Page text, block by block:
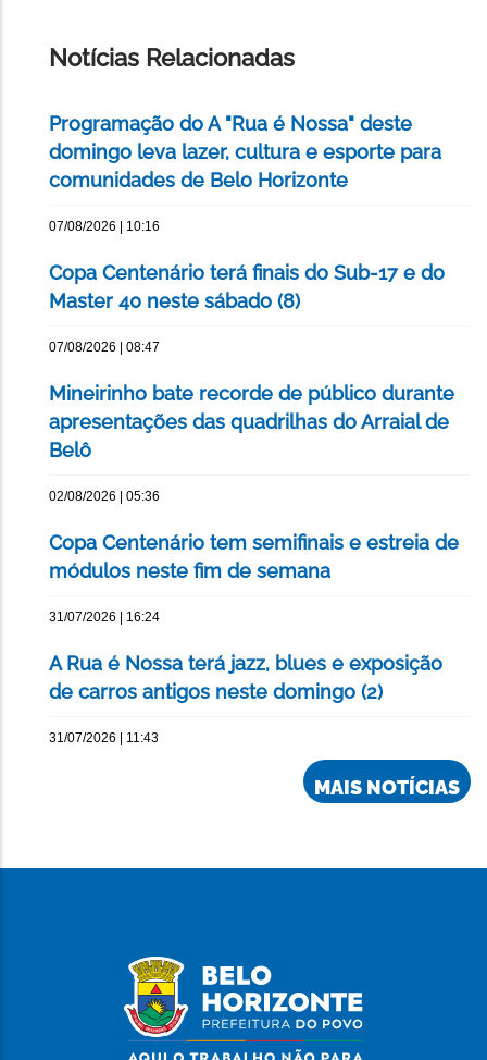
Notícias Relacionadas
Programação do A "Rua é Nossa" deste
domingo leva lazer, cultura e esporte para
comunidades de Belo Horizonte
07/08/2026 | 10:16
Copa Centenário terá finais do Sub-17 e do
Master 40 neste sábado (8)
07/08/2026 | 08:47
Mineirinho bate recorde de público durante
apresentações das quadrilhas do Arraial de
Belô
02/08/2026 | 05:36
Copa Centenário tem semifinais e estreia de
módulos neste fim de semana
31/07/2026 | 16:24
A Rua é Nossa terá jazz, blues e exposição
de carros antigos neste domingo (2)
31/07/2026 | 11:43
MAIS NOTÍCIAS